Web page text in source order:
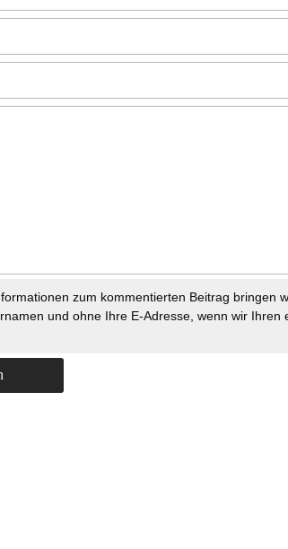
zum kommentierten Beitrag bringen
und ohne Ihre E-Adresse, wenn wir Ihren